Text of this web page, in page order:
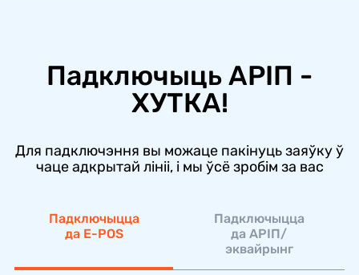
Падключыць АРIП -
ХУТКА!
Для падключэння вы можаце пакінуць заяўку ў
чаце адкрытай лініі, і мы ўсё зробім за вас
Падключыцца
да E-POS
Падключыцца
да АРІП/
эквайрынг